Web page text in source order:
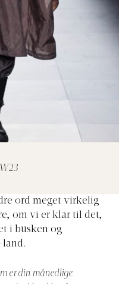
ord meget virkelig
om vi er klar til det,
i busken og
land.
er din månedlige